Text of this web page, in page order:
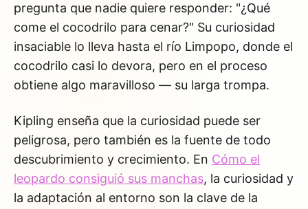
pregunta que nadie quiere responder: "¿Qué
come el cocodrilo para cenar?" Su curiosidad
insaciable lo lleva hasta el río Limpopo, donde el
cocodrilo casi lo devora, pero en el proceso
obtiene algo maravilloso — su larga trompa.
Kipling enseña que la curiosidad puede ser
peligrosa, pero también es la fuente de todo
descubrimiento y crecimiento. En Cómo el
leopardo consiguió sus manchas, la curiosidad y
la adaptación al entorno son la clave de la